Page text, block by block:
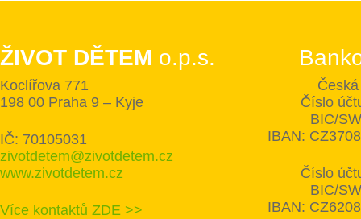
ŽIVOT DĚTEM o.p.s.
Koclířova 771
198 00 Praha 9 – Kyje
IČ: 70105031
zivotdetem@zivotdetem.cz
www.zivotdetem.cz
Více kontaktů ZDE >>
Číslo
BIC/
IBAN:
Číslo
BIC/
IBAN: